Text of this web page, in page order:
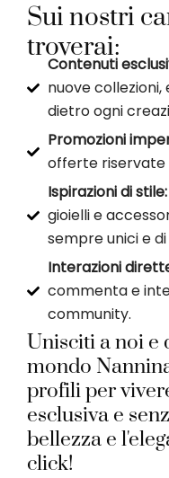
Sui nostri
troverai:
Contenuti
nuove
dietro ogni
Promozioni
offerte riservate
Ispirazioni di stile:
gioielli e
sempre unici e
Interazioni
commenta e
community.
Unisciti a noi e
mondo
profili per
esclusiva e
bellezza e
click!